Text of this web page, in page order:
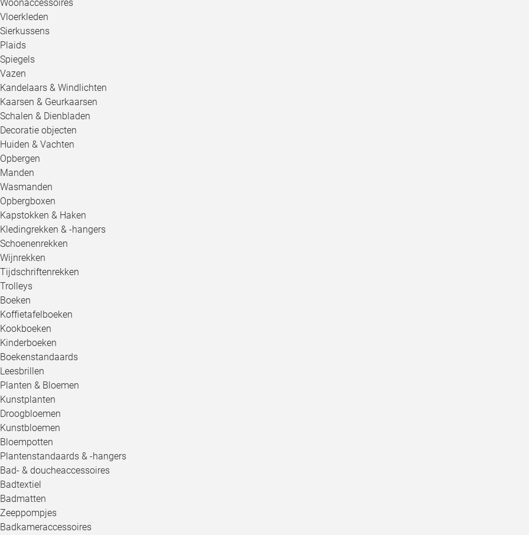
Woonaccessoires
Vloerkleden
Sierkussens
Plaids
Spiegels
Vazen
Kandelaars & Windlichten
Kaarsen & Geurkaarsen
Schalen & Dienbladen
Decoratie objecten
Huiden & Vachten
Opbergen
Manden
Wasmanden
Opbergboxen
Kapstokken & Haken
Kledingrekken & -hangers
Schoenenrekken
Wijnrekken
Tijdschriftenrekken
Trolleys
Boeken
Koffietafelboeken
Kookboeken
Kinderboeken
Boekenstandaards
Leesbrillen
Planten & Bloemen
Kunstplanten
Droogbloemen
Kunstbloemen
Bloempotten
Plantenstandaards & -hangers
Bad- & doucheaccessoires
Badtextiel
Badmatten
Zeeppompjes
Badkameraccessoires